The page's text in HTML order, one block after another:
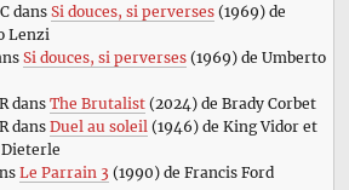
dans Si douces, si perverses(1969) de
Lenzi
Si douces, si perverses(1969) de Umberto
dans The Brutalist(2024) de Brady Corbet
dans Duel au soleil (1946) de King Vidor et
Le Parrain 3 (1990) de Francis Ford